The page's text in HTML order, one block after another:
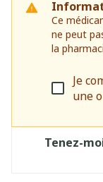
Ce
ne peut
la
Je
une
Tenez-